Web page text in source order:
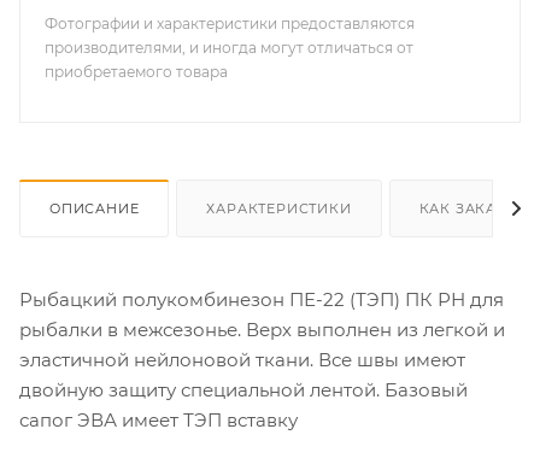
Фотографии и характеристики предоставляются
производителями, и иногда могут отличаться от
приобретаемого товара
ОПИСАНИЕ ХАРАКТЕРИСТИКИ КАК ЗАКАЗАТЬ
Рыбацкий полукомбинезон ПЕ-22 (ТЭП) ПК РН для
рыбалки в межсезонье. Верх выполнен из легкой и
эластичной нейлоновой ткани. Все швы имеют
двойную защиту специальной лентой. Базовый
сапог ЭВА имеет ТЭП вставку